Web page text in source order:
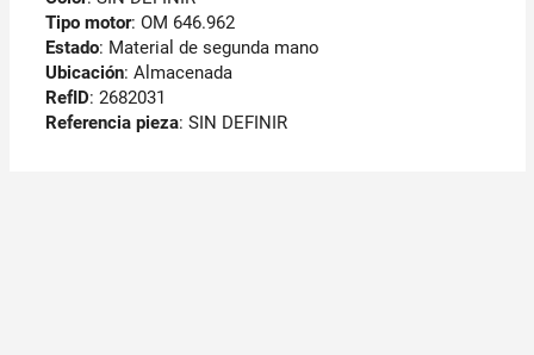
Tipo motor: OM 646.962
Estado: Material de segunda mano
Ubicación: Almacenada
RefID: 2682031
Referencia pieza: SIN DEFINIR